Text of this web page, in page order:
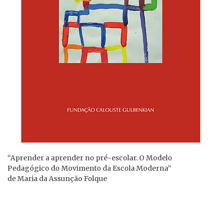
“Aprender a aprender no pré-escolar. O Modelo
Pedagógico do Movimento da Escola Moderna”
de Maria da Assunção Folque